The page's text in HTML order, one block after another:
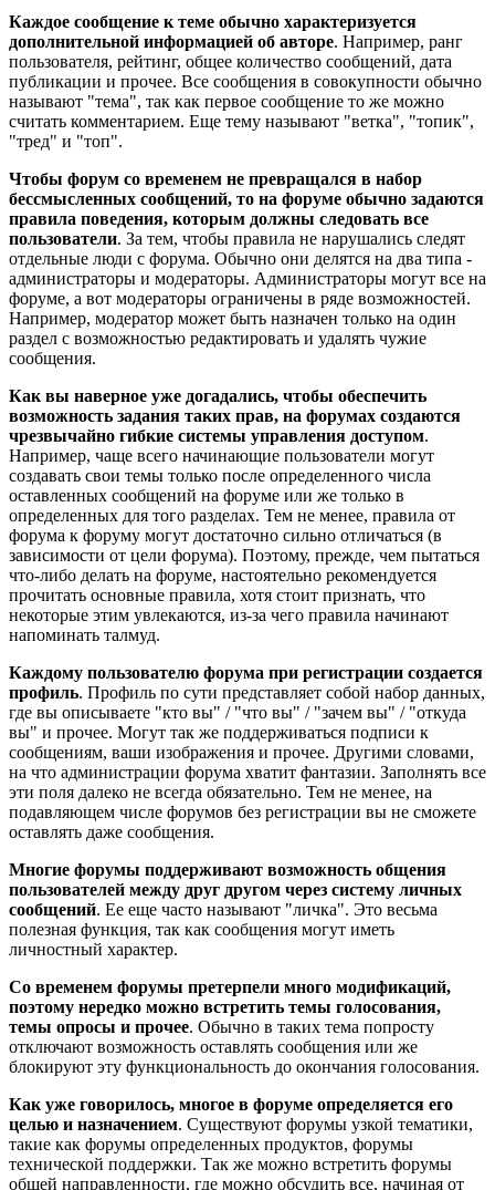
Каждое сообщение к теме обычно характеризуется
дополнительной информацией об авторе. Например, ранг
пользователя, рейтинг, общее количество сообщений, дата
публикации и прочее. Все сообщения в совокупности обычно
называют "тема", так как первое сообщение то же можно
считать комментарием. Еще тему называют "ветка", "топик",
"тред" и "топ".
Чтобы форум со временем не превращался в набор
бессмысленных сообщений, то на форуме обычно задаются
правила поведения, которым должны следовать все
пользователи. За тем, чтобы правила не нарушались следят
отдельные люди с форума. Обычно они делятся на два типа -
администраторы и модераторы. Администраторы могут все на
форуме, а вот модераторы ограничены в ряде возможностей.
Например, модератор может быть назначен только на один
раздел с возможностью редактировать и удалять чужие
сообщения.
Как вы наверное уже догадались, чтобы обеспечить
возможность задания таких прав, на форумах создаются
чрезвычайно гибкие системы управления доступом.
Например, чаще всего начинающие пользователи могут
создавать свои темы только после определенного числа
оставленных сообщений на форуме или же только в
определенных для того разделах. Тем не менее, правила от
форума к форуму могут достаточно сильно отличаться (в
зависимости от цели форума). Поэтому, прежде, чем пытаться
что-либо делать на форуме, настоятельно рекомендуется
прочитать основные правила, хотя стоит признать, что
некоторые этим увлекаются, из-за чего правила начинают
напоминать талмуд.
Каждому пользователю форума при регистрации создается
профиль. Профиль по сути представляет собой набор данных,
где вы описываете "кто вы" / "что вы" / "зачем вы" / "откуда
вы" и прочее. Могут так же поддерживаться подписи к
сообщениям, ваши изображения и прочее. Другими словами,
на что администрации форума хватит фантазии. Заполнять все
эти поля далеко не всегда обязательно. Тем не менее, на
подавляющем числе форумов без регистрации вы не сможете
оставлять даже сообщения.
Многие форумы поддерживают возможность общения
пользователей между друг другом через систему личных
сообщений. Ее еще часто называют "личка". Это весьма
полезная функция, так как сообщения могут иметь
личностный характер.
Со временем форумы претерпели много модификаций,
поэтому нередко можно встретить темы голосования,
темы опросы и прочее. Обычно в таких тема попросту
отключают возможность оставлять сообщения или же
блокируют эту функциональность до окончания голосования.
Как уже говорилось, многое в форуме определяется его
целью и назначением. Существуют форумы узкой тематики,
такие как форумы определенных продуктов, форумы
технической поддержки. Так же можно встретить форумы
общей направленности, где можно обсудить все, начиная от